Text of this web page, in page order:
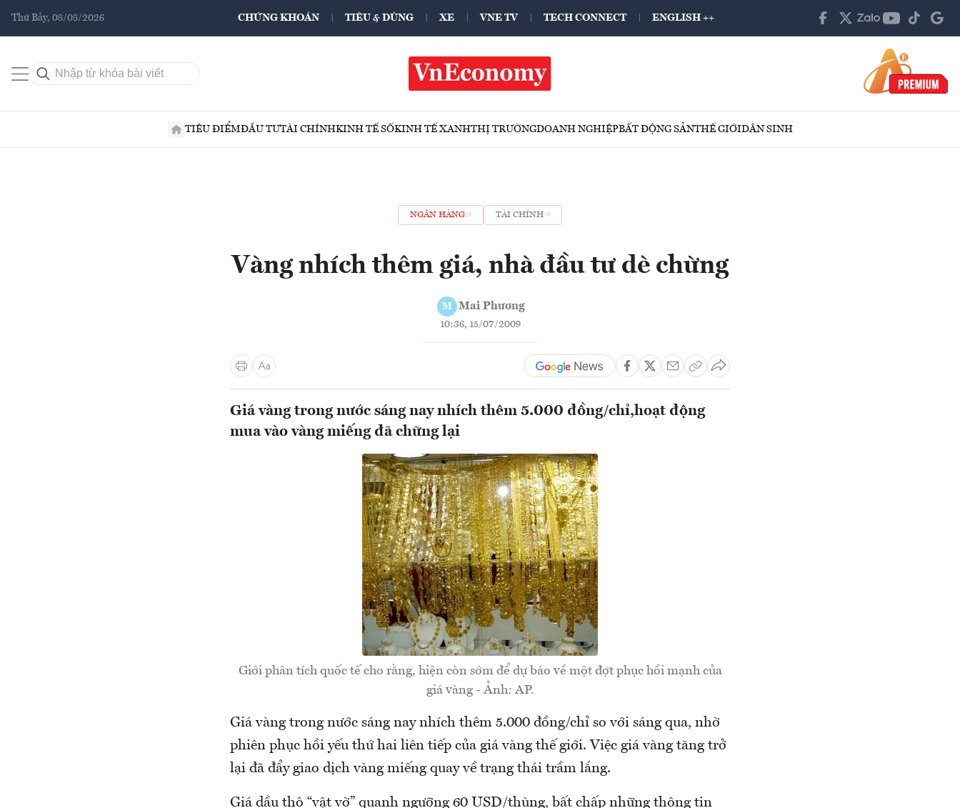
Thứ Bảy, 08/08/2026 CHỨNG KHOÁN TIÊU & DÙNG XE VNE TV TECH CONNECT ENGLISH ++
TIÊU ĐIỂMĐẦU TƯTÀI CHÍNHKINH TẾ SỐKINH TẾ XANHTHỊ TRƯỜNGDOANH NGHIỆPBẤT ĐỘNG SẢNTHẾ GIỚIDÂN SINH
NGÂN HÀNG TÀI CHÍNH
Vàng nhích thêm giá, nhà đầu tư dè chừng
M Mai Phương
10:36, 15/07/2009
Giá vàng trong nước sáng nay nhích thêm 5.000 đồng/chỉ,hoạt động
mua vào vàng miếng đã chững lại
Giới phân tích quốc tế cho rằng, hiện còn sớm để dự báo về một đợt phục hồi mạnh của
giá vàng - Ảnh: AP.
Giá vàng trong nước sáng nay nhích thêm 5.000 đồng/chỉ so với sáng qua, nhờ
phiên phục hồi yếu thứ hai liên tiếp của giá vàng thế giới. Việc giá vàng tăng trở
lại đã đẩy giao dịch vàng miếng quay về trạng thái trầm lắng.
Giá dầu thô “vật vờ” quanh ngưỡng 60 USD/thùng, bất chấp những thông tin